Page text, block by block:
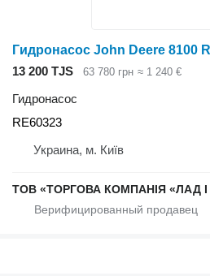
13 200 TJS 63 780 грн ≈ 1 240 €
Гидронасос
RE60323
Украина, м. Київ
ТОВ «ТОРГОВА КОМПАНІЯ «ЛАД